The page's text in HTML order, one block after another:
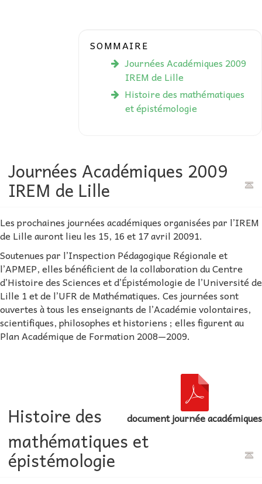
SOMMAIRE
Journées Académiques 2009
IREM de Lille
Histoire des mathématiques
et épistémologie
Journées Académiques 2009
IREM de Lille
Les prochaines journées académiques organisées par l’IREM
de Lille auront lieu les 15, 16 et 17 avril 20091.
Soutenues par l’Inspection Pédagogique Régionale et
l’APMEP, elles bénéficient de la collaboration du Centre
d’Histoire des Sciences et d’Épistémologie de l’Université de
Lille 1 et de l’UFR de Mathématiques. Ces journées sont
ouvertes à tous les enseignants de l’Académie volontaires,
scientifiques, philosophes et historiens ; elles figurent au
Plan Académique de Formation 2008—2009.
document journée académiques
Histoire des
mathématiques et
épistémologie